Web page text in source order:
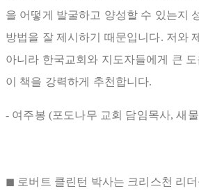
을 어떻게 발굴하고 양성할 수 있는지
방법을 잘 제시하기 때문입니다. 저와
아니라 한국교회와 지도자들에게 큰
이 책을 강력하게 추천합니다.
- 여주봉 (포도나무 교회 담임목사, 새
◼ 로버트 클린턴 박사는 크리스천 리더